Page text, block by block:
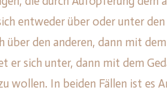
entweder über oder unter
über den anderen, dann mit
er sich unter, dann mit dem
wollen. In beiden Fällen ist es